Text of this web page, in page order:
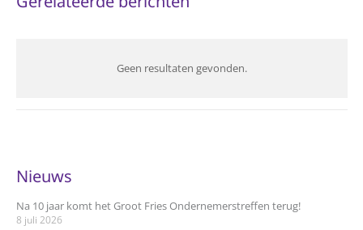
Geen resultaten gevonden.
Nieuws
Na 10 jaar komt het Groot Fries Ondernemerstreffen terug!
8 juli 2026